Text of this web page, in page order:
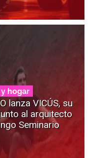
hogar
lanza VICÚS, su
al arquitecto
Seminario